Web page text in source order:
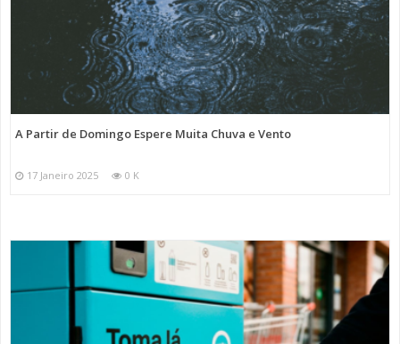
A Partir de Domingo Espere Muita Chuva e Vento
17 Janeiro 2025 0 K